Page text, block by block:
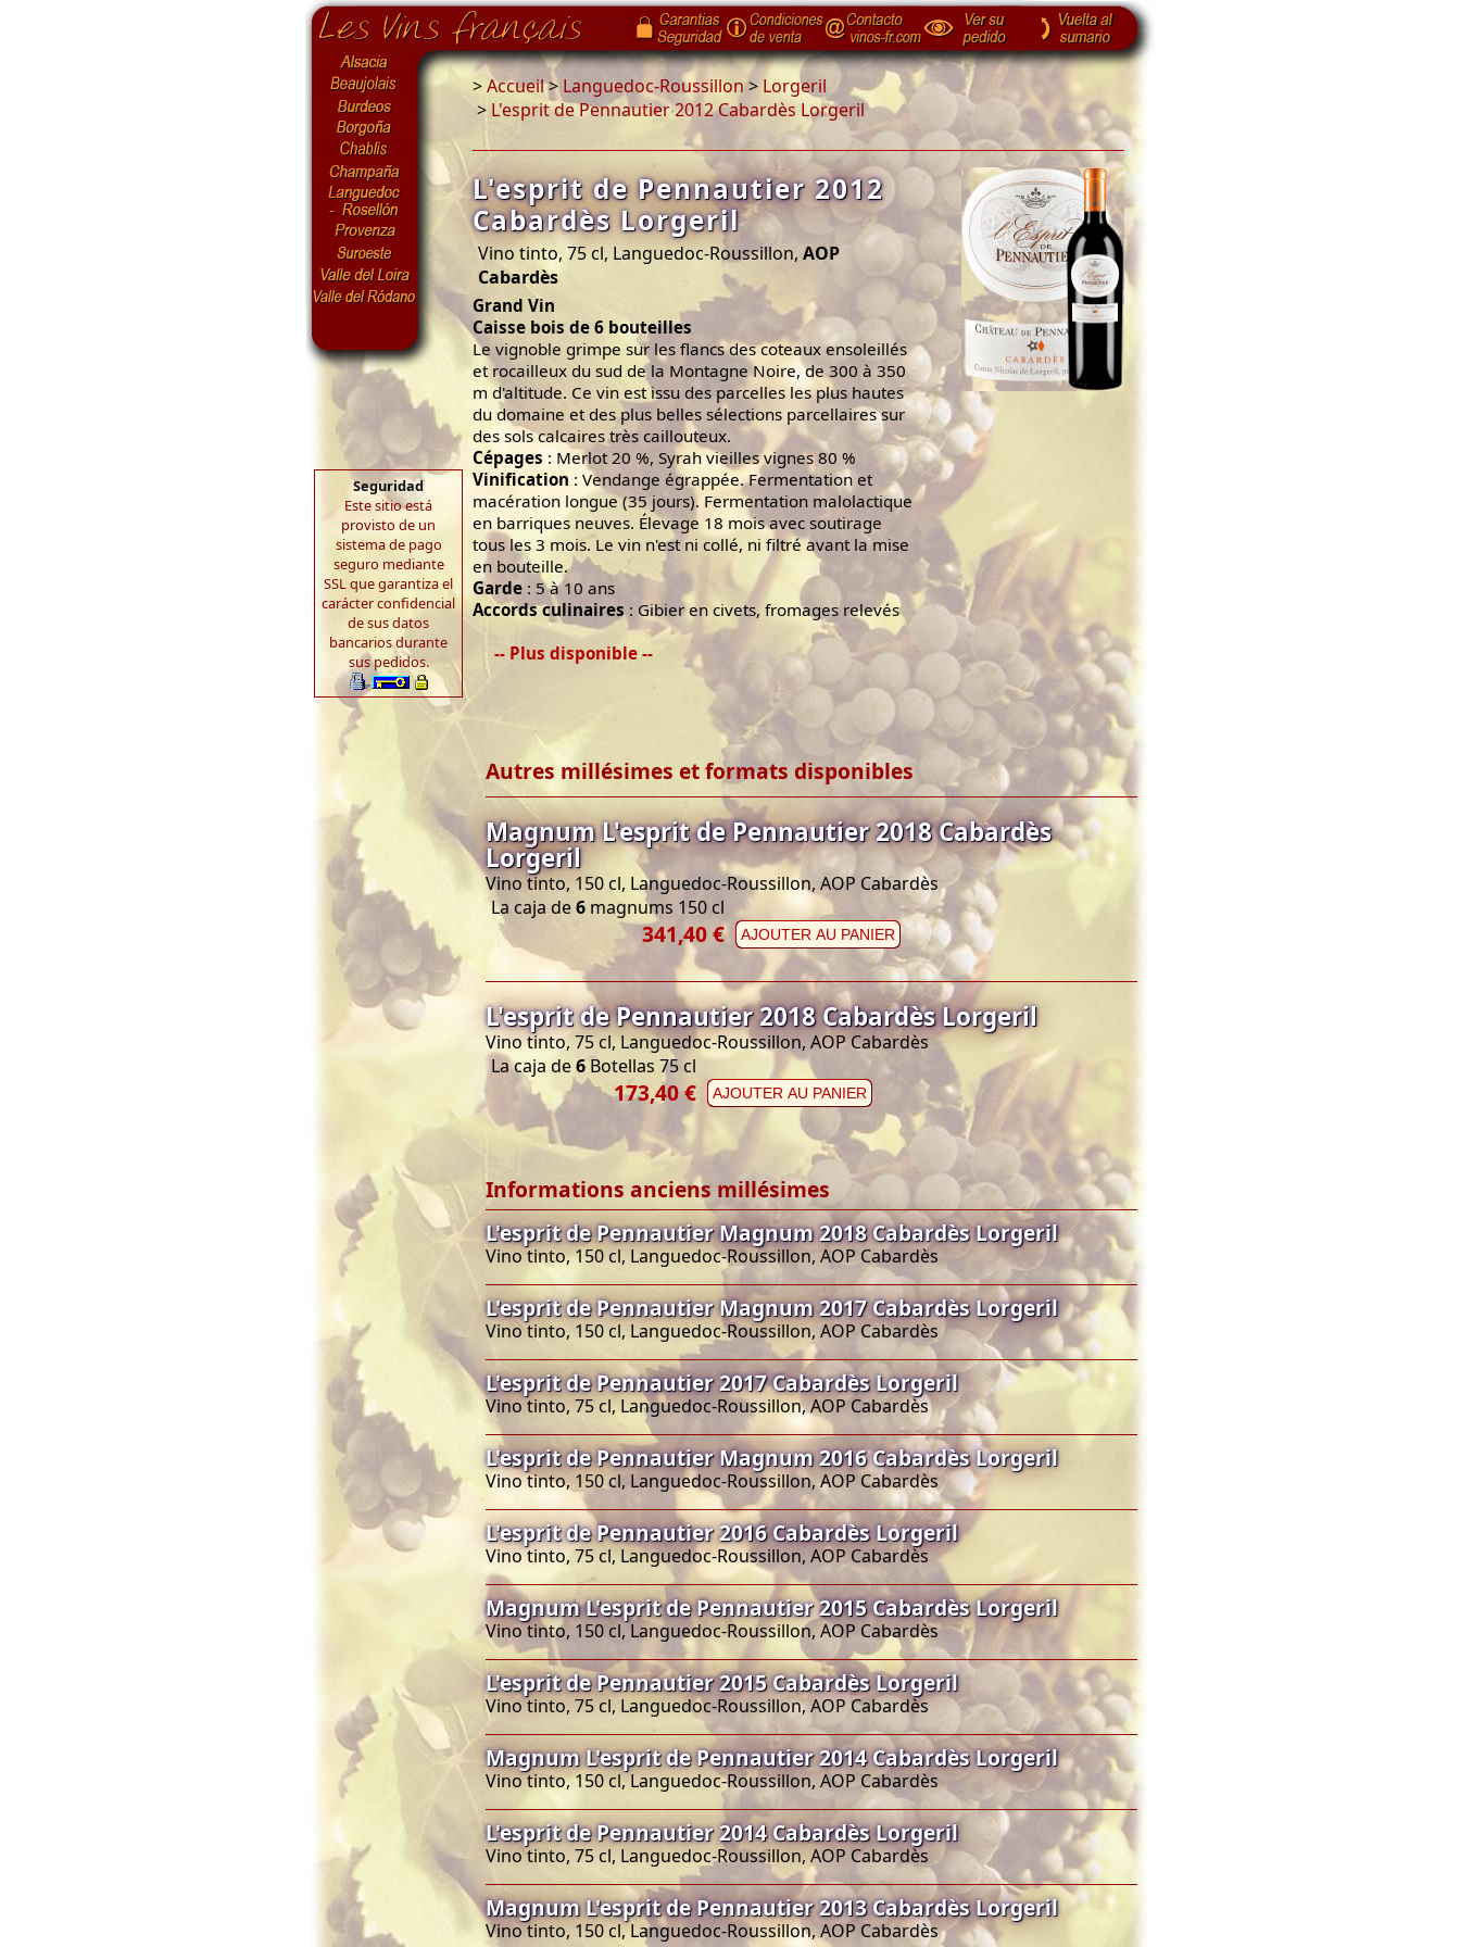
Seguridad
Este sitio está
provisto de un
sistema de pago
seguro mediante
SSL que garantiza el
carácter confidencial
de sus datos
bancarios durante
sus pedidos.
>Accueil>Languedoc-Roussillon> Lorgeril
> L'esprit de Pennautier 2012 Cabardès Lorgeril
L'esprit de Pennautier 2012
Cabardès Lorgeril
Vino tinto, 75 cl, Languedoc-Roussillon, AOP
Cabardès
Grand Vin
Caisse bois de 6 bouteilles
Le vignoble grimpe sur les flancs des coteaux ensoleillés
et rocailleux du sud de la Montagne Noire, de 300 à 350
m d'altitude. Ce vin est issu des parcelles les plus hautes
du domaine et des plus belles sélections parcellaires sur
des sols calcaires très caillouteux.
Cépages : Merlot 20 %, Syrah vieilles vignes 80 %
Vinification : Vendange égrappée. Fermentation et
macération longue (35 jours). Fermentation malolactique
en barriques neuves. Élevage 18 mois avec soutirage
tous les 3 mois. Le vin n'est ni collé, ni filtré avant la mise
en bouteille.
Garde : 5 à 10 ans
Accords culinaires: Gibier en civets, fromages relevés
-- Plus disponible --
Autres millésimes et formats disponibles
Magnum L'esprit de Pennautier 2018 Cabardès
Lorgeril
Vino tinto, 150 cl, Languedoc-Roussillon, AOP Cabardès
La caja de6 magnums 150 cl
341,40 € AJOUTER AU PANIER
L'esprit de Pennautier 2018 Cabardès Lorgeril
Vino tinto, 75 cl, Languedoc-Roussillon, AOP Cabardès
La caja de6 Botellas 75 cl
173,40 € AJOUTER AU PANIER
Informations anciens millésimes
L'esprit de Pennautier Magnum 2018 Cabardès Lorgeril
Vino tinto, 150 cl, Languedoc-Roussillon, AOP Cabardès
L'esprit de Pennautier Magnum 2017 Cabardès Lorgeril
Vino tinto, 150 cl, Languedoc-Roussillon, AOP Cabardès
L'esprit de Pennautier 2017 Cabardès Lorgeril
Vino tinto, 75 cl, Languedoc-Roussillon, AOP Cabardès
L'esprit de Pennautier Magnum 2016 Cabardès Lorgeril
Vino tinto, 150 cl, Languedoc-Roussillon, AOP Cabardès
L'esprit de Pennautier 2016 Cabardès Lorgeril
Vino tinto, 75 cl, Languedoc-Roussillon, AOP Cabardès
Magnum L'esprit de Pennautier 2015 Cabardès Lorgeril
Vino tinto, 150 cl, Languedoc-Roussillon, AOP Cabardès
L'esprit de Pennautier 2015 Cabardès Lorgeril
Vino tinto, 75 cl, Languedoc-Roussillon, AOP Cabardès
Magnum L'esprit de Pennautier 2014 Cabardès Lorgeril
Vino tinto, 150 cl, Languedoc-Roussillon, AOP Cabardès
L'esprit de Pennautier 2014 Cabardès Lorgeril
Vino tinto, 75 cl, Languedoc-Roussillon, AOP Cabardès
Magnum L'esprit de Pennautier 2013 Cabardès Lorgeril
Vino tinto, 150 cl, Languedoc-Roussillon, AOP Cabardès